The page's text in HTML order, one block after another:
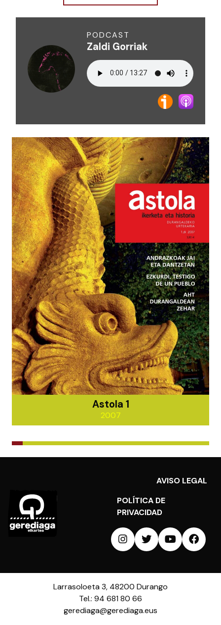
PODCAST
Zaldi Gorriak
Astola 1
2007
AVISO LEGAL
POLÍTICA DE
PRIVACIDAD
Larrasoloeta 3, 48200 Durango
Tel.: 94 681 80 66
gerediaga@gerediaga.eus